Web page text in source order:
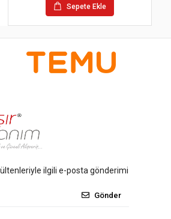
Sepete Ekle
ilgili e-posta gönderimi
Gönder